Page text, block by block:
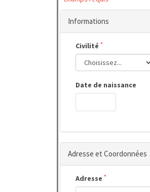
Informations
Civilité *
Date de naissance
Adresse et Coordonnées
Adresse *